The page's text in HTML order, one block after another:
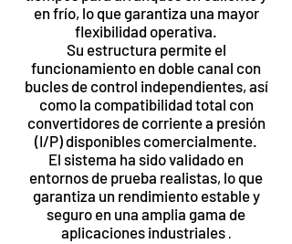
en frío, lo que garantiza una mayor
flexibilidad operativa.
Su estructura permite el
funcionamiento en doble canal con
bucles de control independientes, así
como la compatibilidad total con
convertidores de corriente a presión
(I/P) disponibles comercialmente.
El sistema ha sido validado en
entornos de prueba realistas, lo que
garantiza un rendimiento estable y
seguro en una amplia gama de
aplicaciones industriales .